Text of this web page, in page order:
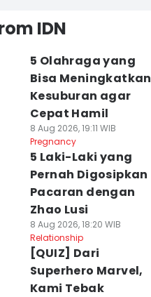
IDN
5 Olahraga yang
Bisa Meningkatkan
Kesuburan agar
Cepat Hamil
8 Aug 2026, 19:11 WIB
Pregnancy
5 Laki-Laki yang
Pernah Digosipkan
Pacaran dengan
Zhao Lusi
8 Aug 2026, 18:20 WIB
Relationship
[QUIZ] Dari
Superhero Marvel,
Kami Tebak